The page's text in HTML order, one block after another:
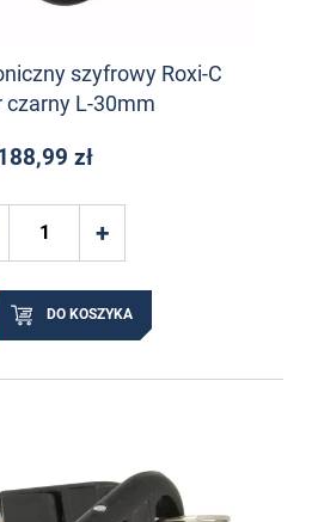
szyfrowy Roxi-C
czarny L-30mm
zł
DO KOSZYKA